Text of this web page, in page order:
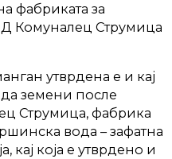
фабриката за
Комуналец Струмица
утврдена е и кај
земени после
Струмица, фабрика
вода – зафатна
кај која е утврдено и